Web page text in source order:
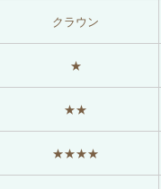
クラウン
★
★★
★★★★